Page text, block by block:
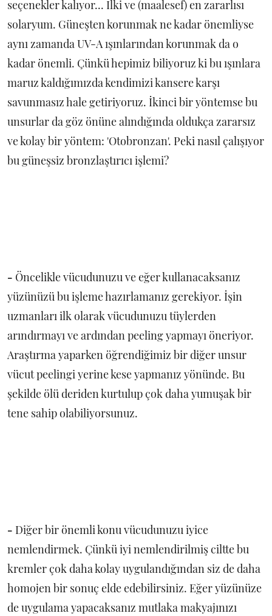
seçenekler kalıyor... İlki ve (maalesef) en zararlısı
solaryum. Güneşten korunmak ne kadar önemliyse
aynı zamanda UV-A ışınlarından korunmak da o
kadar önemli. Çünkü hepimiz biliyoruz ki bu ışınlara
maruz kaldığımızda kendimizi kansere karşı
savunmasız hale getiriyoruz. İkinci bir yöntemse bu
unsurlar da göz önüne alındığında oldukça zararsız
ve kolay bir yöntem: 'Otobronzan'. Peki nasıl çalışıyor
bu güneşsiz bronzlaştırıcı işlemi?
- Öncelikle vücudunuzu ve eğer kullanacaksanız
yüzünüzü bu işleme hazırlamanız gerekiyor. İşin
uzmanları ilk olarak vücudunuzu tüylerden
arındırmayı ve ardından peeling yapmayı öneriyor.
Araştırma yaparken öğrendiğimiz bir diğer unsur
vücut peelingi yerine kese yapmanız yönünde. Bu
şekilde ölü deriden kurtulup çok daha yumuşak bir
tene sahip olabiliyorsunuz.
- Diğer bir önemli konu vücudunuzu iyice
nemlendirmek. Çünkü iyi nemlendirilmiş ciltte bu
kremler çok daha kolay uygulandığından siz de daha
homojen bir sonuç elde edebilirsiniz. Eğer yüzünüze
de uygulama yapacaksanız mutlaka makyajınızı